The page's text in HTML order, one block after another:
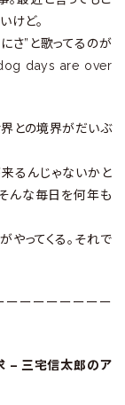
けど。
さ”と歌ってるのが
days are over
との境界がだいぶ
るんじゃないかと
んな毎日を何年も
ってくる。それで
ーーーーーーーー
– 三宅信太郎のア